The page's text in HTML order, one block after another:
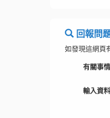
回報問
如發現這網頁
有關事情
輸入資料